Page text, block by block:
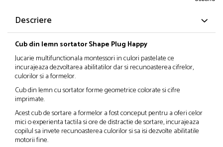
Descriere
Cub din lemn sortator Shape Plug Happy
Jucarie multifunctionala montessori in culori pastelate ce
incurajeaza dezvoltarea abilitatilor dar si recunoasterea cifrelor,
culorilor si a formelor.
Cub din lemn cu sortator forme geometrice colorate si cifre
imprimate.
Acest cub de sortare a formelor a fost conceput pentru a oferi celor
mici o experienta tactila si ore de distractie de sortare, incurajeaza
copilul sa invete recunoasterea culorilor si sa isi dezvolte abilitatile
motorii fine.